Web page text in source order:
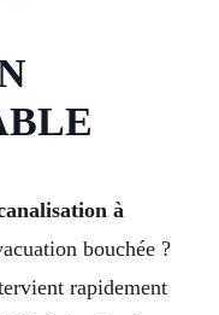
à
bouchée ?
rapidement